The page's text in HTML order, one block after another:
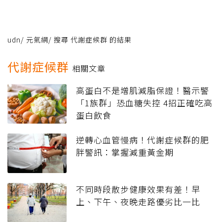
udn/ 元氣網/ 搜尋 代謝症候群 的結果
代謝症候群 相關文章
高蛋白不是增肌減脂保證！醫示警
「1族群」恐血糖失控 4招正確吃高
蛋白飲食
逆轉心血管慢病！代謝症候群的肥
胖警訊：掌握減重黃金期
不同時段散步健康效果有差！早
上、下午、夜晚走路優劣比一比